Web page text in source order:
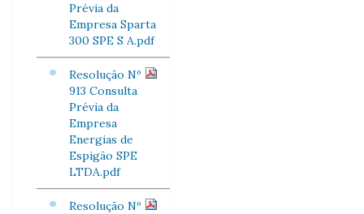
Prévia da
Empresa Sparta
300 SPE S A.pdf
Resolução Nº
913 Consulta
Prévia da
Empresa
Energias de
Espigão SPE
LTDA.pdf
Resolução Nº